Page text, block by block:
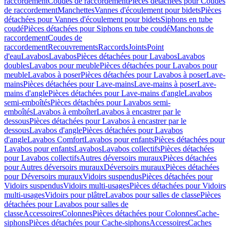
de raccordementManchettesVannes d'écoulement pour bidetsPièces
détachées pour Vannes d'écoulement pour bidetsSiphons en tube
coudéPièces détachées pour Siphons en tube coudéManchons de
raccordementCoudes de
raccordementRecouvrementsRaccordsJointsPoint
d'eauLavabosLavabosPièces détachées pour LavabosLavabos
doublesLavabos pour meublePièces détachées pour Lavabos pour
meubleLavabos à poserPièces détachées pour Lavabos à poserLave-
mainsPièces détachées pour Lave-mainsLave-mains à poserLave-
mains d'anglePièces détachées pour Lave-mains d'angleLavabos
semi-emboîtésPièces détachées pour Lavabos semi-
emboîtésLavabos à emboîterLavabos à encastrer par le
dessousPièces détachées pour Lavabos à encastrer par le
dessousLavabos d'anglePièces détachées pour Lavabos
d'angleLavabos ComfortLavabos pour enfantsPièces détachées pour
Lavabos pour enfantsLavabosLavabos collectifsPièces détachées
pour Lavabos collectifsAutres déversoirs murauxPièces détachées
pour Autres déversoirs murauxDéversoirs murauxPièces détachées
pour Déversoirs murauxVidoirs suspendusPièces détachées pour
Vidoirs suspendusVidoirs multi-usagesPièces détachées pour Vidoirs
multi-usagesVidoirs pour plâtreLavabos pour salles de classePièces
détachées pour Lavabos pour salles de
classeAccessoiresColonnesPièces détachées pour ColonnesCache-
siphonsPièces détachées pour Cache-siphonsAccessoiresCaches